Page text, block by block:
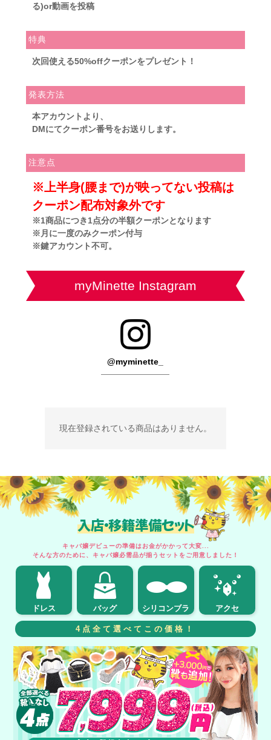
る)or動画を投稿
特典
次回使える50%offクーポンをプレゼント！
発表方法
本アカウントより、
DMにてクーポン番号をお送りします。
注意点
※上半身(腰まで)が映ってない投稿は
クーポン配布対象外です
※1商品につき1点分の半額クーポンとなります
※月に一度のみクーポン付与
※鍵アカウント不可。
myMinette Instagram
@myminette_
現在登録されている商品はありません。
入店・移籍準備セット
キャバ嬢デビューの準備はお金がかかって大変...
そんな方のために、キャバ嬢必需品が揃うセットをご用意しました！
ドレス バッグ シリコンブラ アクセ
4点全て選べてこの価格！